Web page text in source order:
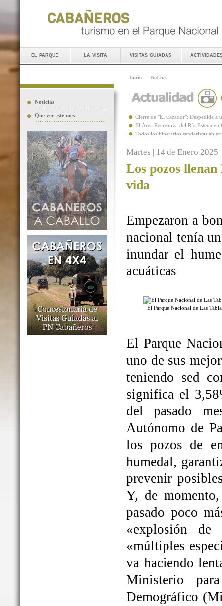
el parque la visita visitas guiadas actividades
Noticias
Que ver este mes
Inicio :: Noticias
Cierre de "El Cazador": Despedida a
El Área Recreativa del Río Estena
Todos los itinerarios senderistas
Martes | 14 de Enero 2025
Los pozos
vida
Empezaron a
nacional tenía
inundar el
acuáticas
El Parque Nacional de Las
El Parque
uno de sus
teniendo sed
significa el
del pasado
Autónomo de
los pozos de
humedal,
prevenir
Y, de
pasado poco
«explosión
«múltiples
va haciendo
Ministerio
Demográfico